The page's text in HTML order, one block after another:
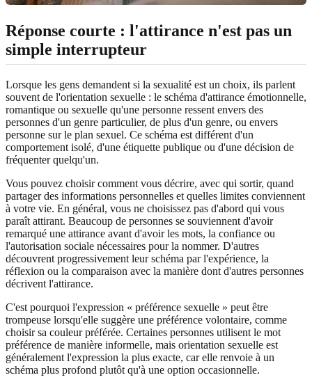
Réponse courte : l'attirance n'est pas un
simple interrupteur
Lorsque les gens demandent si la sexualité est un choix, ils parlent
souvent de l'orientation sexuelle : le schéma d'attirance émotionnelle,
romantique ou sexuelle qu'une personne ressent envers des
personnes d'un genre particulier, de plus d'un genre, ou envers
personne sur le plan sexuel. Ce schéma est différent d'un
comportement isolé, d'une étiquette publique ou d'une décision de
fréquenter quelqu'un.
Vous pouvez choisir comment vous décrire, avec qui sortir, quand
partager des informations personnelles et quelles limites conviennent
à votre vie. En général, vous ne choisissez pas d'abord qui vous
paraît attirant. Beaucoup de personnes se souviennent d'avoir
remarqué une attirance avant d'avoir les mots, la confiance ou
l'autorisation sociale nécessaires pour la nommer. D'autres
découvrent progressivement leur schéma par l'expérience, la
réflexion ou la comparaison avec la manière dont d'autres personnes
décrivent l'attirance.
C'est pourquoi l'expression « préférence sexuelle » peut être
trompeuse lorsqu'elle suggère une préférence volontaire, comme
choisir sa couleur préférée. Certaines personnes utilisent le mot
préférence de manière informelle, mais orientation sexuelle est
généralement l'expression la plus exacte, car elle renvoie à un
schéma plus profond plutôt qu'à une option occasionnelle.